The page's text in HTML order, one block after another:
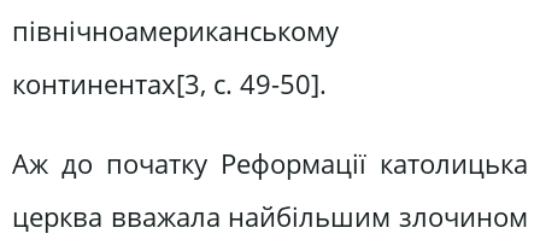
північноамериканському
континентах[3, c. 49-50].
Аж до початку Реформації католицька
церква вважала найбільшим злочином